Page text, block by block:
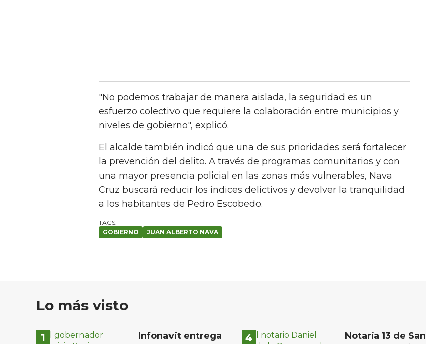
"No podemos trabajar de manera aislada, la seguridad es un
esfuerzo colectivo que requiere la colaboración entre municipios y
niveles de gobierno", explicó.
El alcalde también indicó que una de sus prioridades será fortalecer
la prevención del delito. A través de programas comunitarios y con
una mayor presencia policial en las zonas más vulnerables, Nava
Cruz buscará reducir los índices delictivos y devolver la tranquilidad
a los habitantes de Pedro Escobedo.
GOBIERNO JUAN ALBERTO NAVA
Lo más visto
Infonavit entrega
Notaría 13 de San